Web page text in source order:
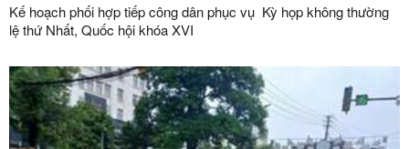
Kế hoạch phối hợp tiếp công dân phục vụ Kỳ họp không thường
lệ thứ Nhất, Quốc hội khóa XVI